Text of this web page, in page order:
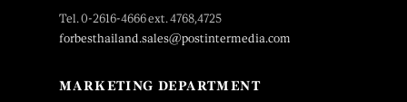
Tel. 0-2616-4666 ext. 4768,4725
forbesthailand.sales@postintermedia.com
MARKETING DEPARTMENT